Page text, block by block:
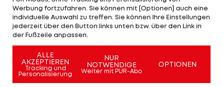
Bright Edomwonyi, in der 34. Minute fing der Cup-
Tormann der "Bullen" einen Kopfball von Deni Alar.
Stankovic hält Spiel lange offen
Werbung fortzufahren. Sie können mit [Optionen] auch eine
individuelle Auswahl zu treffen. Sie können Ihre Einstellungen
jederzeit über den Button links unten bzw. über den Link in
der Fußzeile anpassen.
ALLE
AKZEPTIEREN
Tracking und
Personalisierung
NUR
NOTWENDIGE
Weiter mit PUR-Abo
OPTIONEN